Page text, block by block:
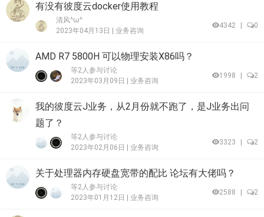
有没有彼度云docker使用教程
清风^ω^
2023年04月13日 | 业务咨询
4342 0
AMD R7 5800H 可以物理安装X86吗？
等2人参与讨论
2023年03月09日 | 业务咨询
1998 2
我的彼度云J业务，从2月份就不跑了，是J业务出问
题了？
等2人参与讨论
2023年02月06日 | 业务咨询
3323 2
关于处理器内存硬盘宽带的配比 论坛有大佬吗？
等2人参与讨论
2023年01月12日 | 业务咨询
2588 2